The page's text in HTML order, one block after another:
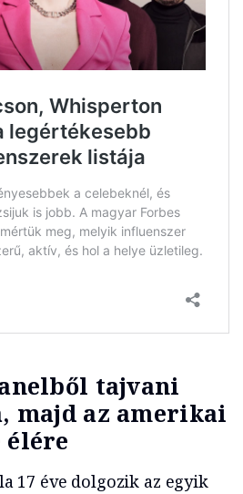
tajvani
majd az amerikai
élére
17 éve dolgozik az egyik